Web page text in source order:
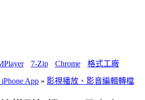
7-Zip Chrome 格式工廠
App » 影視播放、影音編輯轉檔